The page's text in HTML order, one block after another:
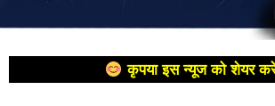
कृपया इस न्यूज को शेयर